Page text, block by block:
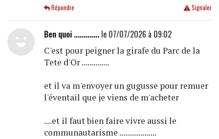
Signaler
Répondre
Ben quoi .............le 07/07/2026 à 09:02
C'est pour peigner la girafe du Parc de la
Tete d'Or ..............
et il va m'envoyer un gugusse pour remuer
l'éventail que je viens de m'acheter
....et il faut bien faire vivre aussi le
communautarisme ...................